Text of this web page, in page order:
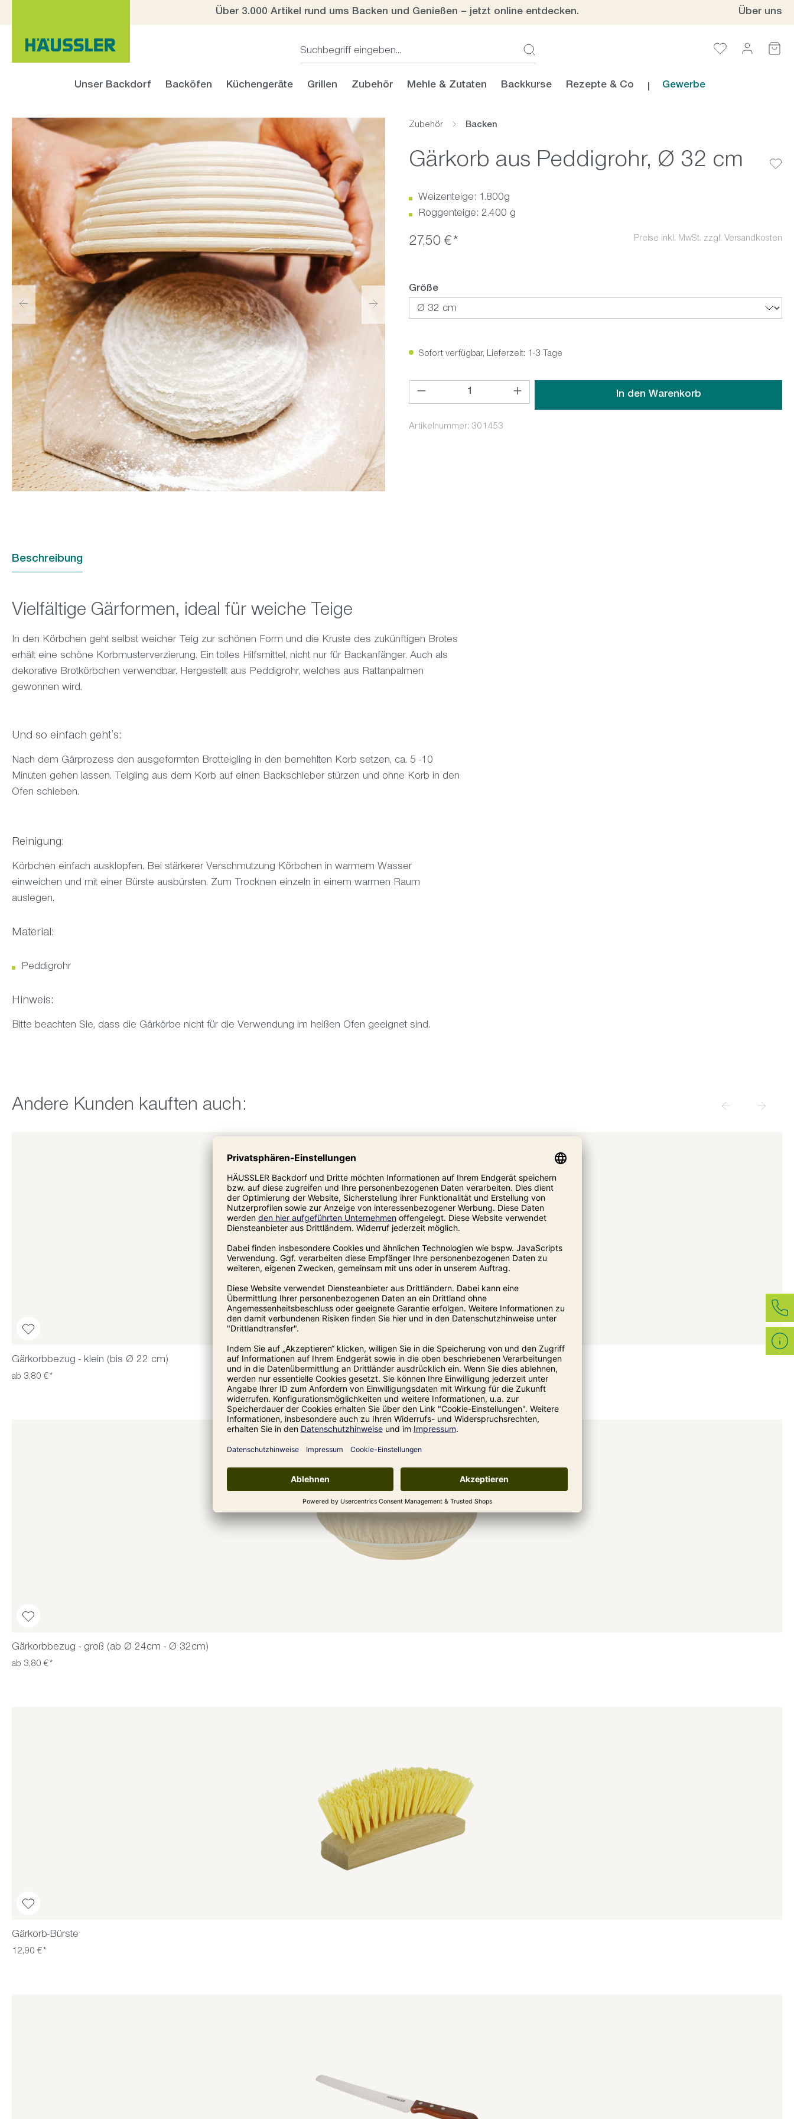
Über 3.000 Artikel rund ums Backen und Genießen – jetzt online entdecken. Über uns
Unser Backdorf Backöfen Küchengeräte Grillen Zubehör Mehle & Zutaten Backkurse Rezepte & Co Gewerbe
Bildergalerie überspringen Zubehör Backen
Gärkorb aus Peddigrohr, Ø 32 cm
Weizenteige: 1.800g
Roggenteige: 2.400 g
27,50 €* Preise inkl. MwSt. zzgl. Versandkosten
Größeauswählen
Sofort verfügbar, Lieferzeit: 1-3 Tage
Produkt Anzahl: Gib den gewünschten Wert ein oder benutze die Schaltflächen um die
In den Warenkorb
Artikelnummer: 301453
Beschreibung
Vielfältige Gärformen, ideal für weiche Teige
In den Körbchen geht selbst weicher Teig zur schönen Form und die Kruste des zukünftigen Brotes
erhält eine schöne Korbmusterverzierung. Ein tolles Hilfsmittel, nicht nur für Backanfänger. Auch als
dekorative Brotkörbchen verwendbar. Hergestellt aus Peddigrohr, welches aus Rattanpalmen
gewonnen wird.
Und so einfach gehtʼs:
Nach dem Gärprozess den ausgeformten Brotteigling in den bemehlten Korb setzen, ca. 5 -10
Minuten gehen lassen. Teigling aus dem Korb auf einen Backschieber stürzen und ohne Korb in den
Ofen schieben.
Reinigung:
Körbchen einfach ausklopfen. Bei stärkerer Verschmutzung Körbchen in warmem Wasser
einweichen und mit einer Bürste ausbürsten. Zum Trocknen einzeln in einem warmen Raum
auslegen.
Material:
Peddigrohr
Hinweis:
Bitte beachten Sie, dass die Gärkörbe nicht für die Verwendung im heißen Ofen geeignet sind.
Produktgalerie überspringen
Andere Kunden kauften auch:
Gärkorbbezug - klein (bis Ø 22 cm)
ab 3,80 €*
Gärkorbbezug - groß (ab Ø 24cm - Ø 32cm)
ab 3,80 €*
Gärkorb-Bürste
12,90 €*